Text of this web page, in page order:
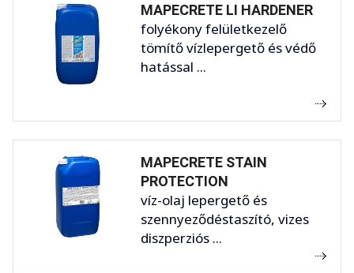
MAPECRETE LI HARDENER
folyékony felületkezelő
tömítő vízlepergető és védő
hatással ...
MAPECRETE STAIN
PROTECTION
víz-olaj lepergető és
szennyeződéstaszító, vizes
diszperziós ...